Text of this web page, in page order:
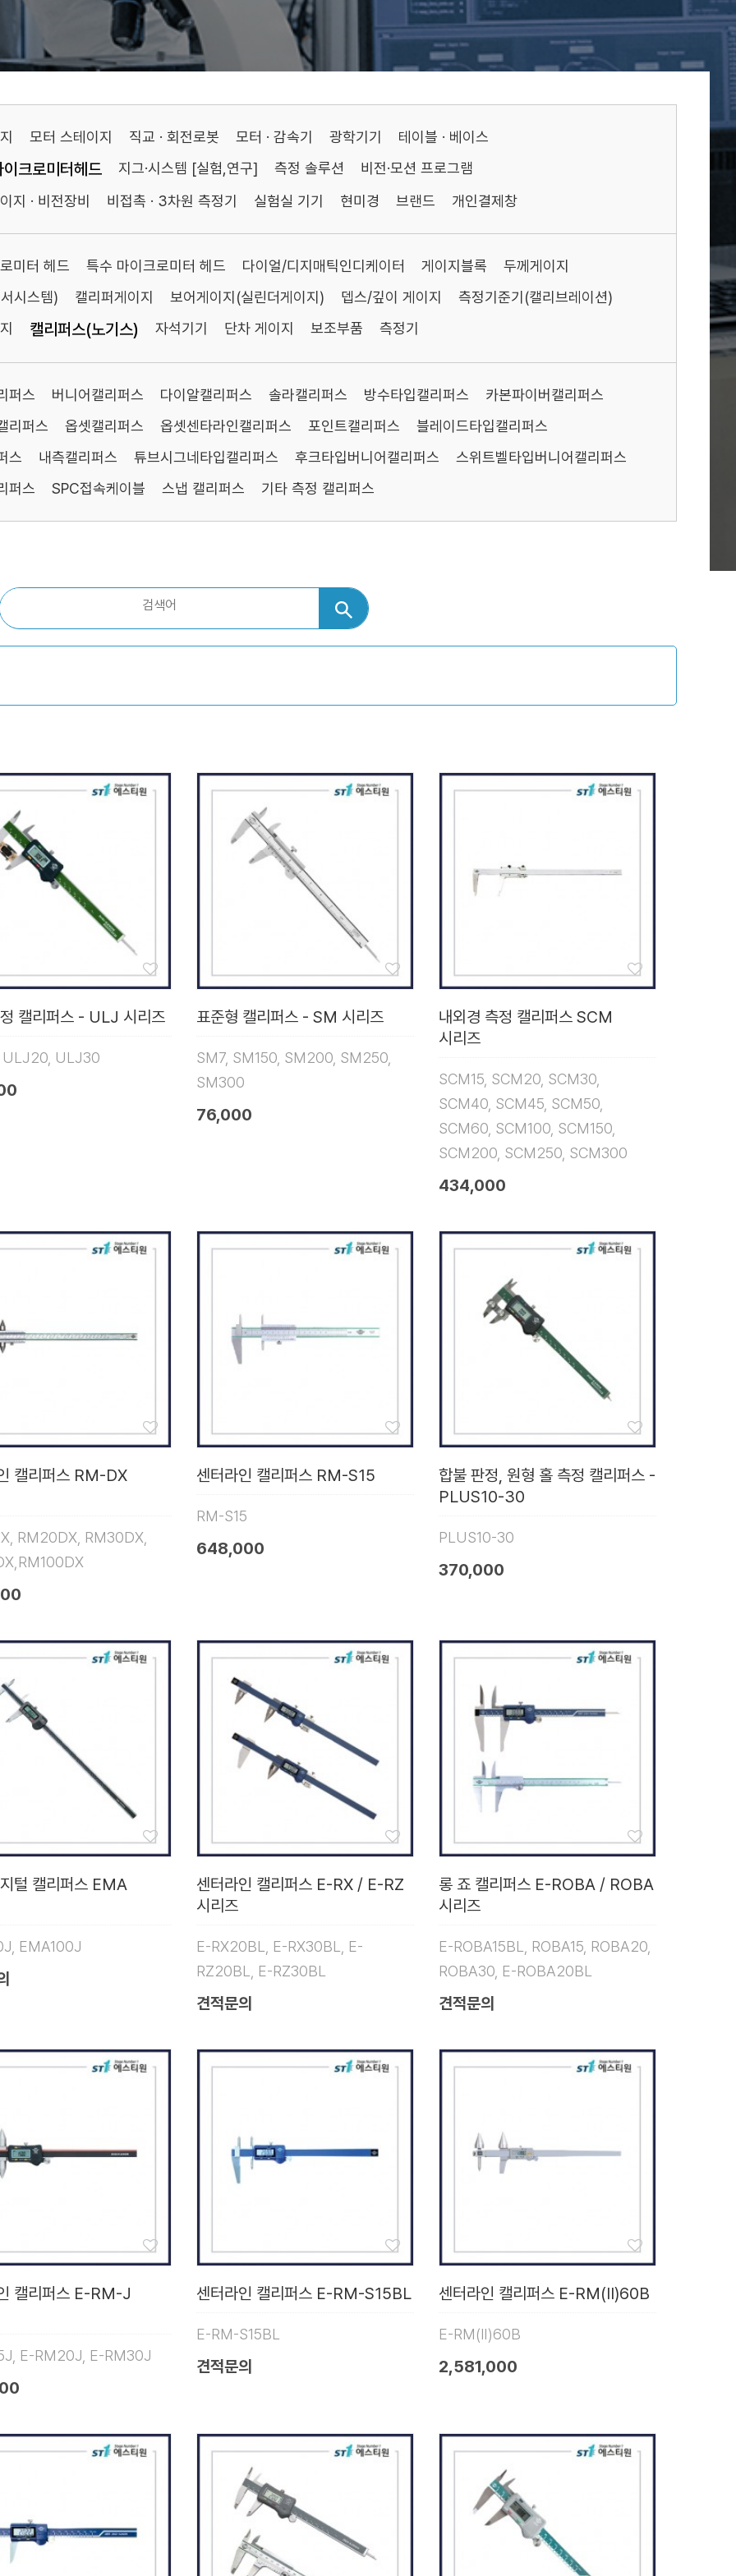
모터 스테이지 직교 · 회전로봇 모터 · 감속기 광학기기 테이블 · 베이스
이크로미터헤드 지그·시스템 [실험,연구] 측정 솔루션
비전·모션 프로그램
지 · 비전장비
비접촉 · 3차원 측정기 실험실 기기 현미경 브랜드 개인결제창
미터 헤드 특수 마이크로미터 헤드 다이얼/디지매틱인디케이터 게이지블록
두께게이지
시스템)
캘리퍼게이지 보어게이지(실린더게이지) 뎁스/깊이 게이지
측정기준기(캘리브레이션)
캘리퍼스(노기스) 자석기기 단차 게이지 보조부품 측정기
퍼스 버니어캘리퍼스 다이알캘리퍼스 솔라캘리퍼스 방수타입캘리퍼스
카본파이버캘리퍼스
리퍼스
옵셋캘리퍼스 옵셋센타라인캘리퍼스 포인트캘리퍼스
블레이드타입캘리퍼스
스
내측캘리퍼스 튜브시그네타입캘리퍼스 후크타입버니어캘리퍼스
스위트벨타입버니어캘리퍼스
퍼스
SPC접속케이블 스냅 캘리퍼스 기타 측정 캘리퍼스
캘리퍼스 - ULJ 시리즈
ULJ20, ULJ30
표준형 캘리퍼스 - SM 시리즈
SM7, SM150, SM200, SM250,
SM300
76,000
내외경 측정 캘리퍼스 SCM
시리즈
SCM15, SCM20, SCM30,
SCM40, SCM45, SCM50,
SCM60, SCM100, SCM150,
SCM200, SCM250, SCM300
434,000
캘리퍼스 RM-DX
RM20DX, RM30DX,
센터라인 캘리퍼스 RM-S15
RM-S15
648,000
합불 판정, 원형 홀 측정 캘리퍼스 -
PLUS10-30
PLUS10-30
370,000
털 캘리퍼스 EMA
EMA100J
센터라인 캘리퍼스 E-RX / E-RZ
시리즈
E-RX20BL, E-RX30BL, E-
RZ20BL, E-RZ30BL
견적문의
롱 죠 캘리퍼스 E-ROBA / ROBA
시리즈
E-ROBA15BL, ROBA15, ROBA20,
ROBA30, E-ROBA20BL
견적문의
캘리퍼스 E-RM-J
E-RM20J, E-RM30J
센터라인 캘리퍼스 E-RM-S15BL
E-RM-S15BL
견적문의
센터라인 캘리퍼스 E-RM(Ⅱ)60B
E-RM(Ⅱ)60B
2,581,000